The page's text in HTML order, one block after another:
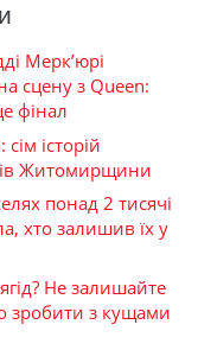
Мерк’юрі
сцену з Queen:
фінал
історій
Житомирщини
понад 2 тисячі
хто залишив їх у
Не залишайте
зробити з кущами